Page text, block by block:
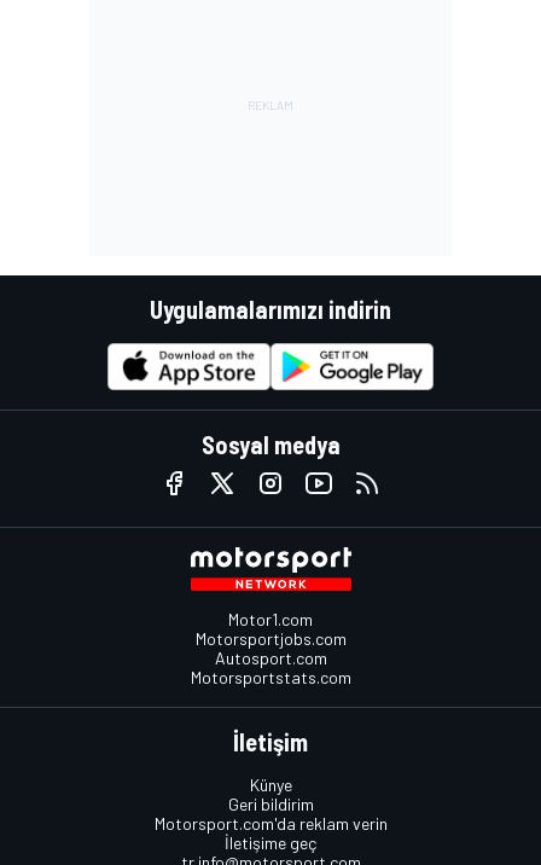
Uygulamalarımızı indirin
Sosyal medya
Motor1.com
Motorsportjobs.com
Autosport.com
Motorsportstats.com
İletişim
Künye
Geri bildirim
Motorsport.com'da reklam verin
İletişime geç